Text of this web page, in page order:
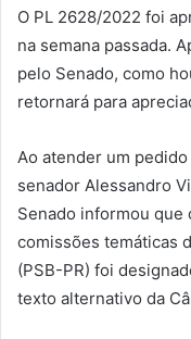
O PL 2628/2022 foi
na semana passada.
pelo Senado, como
retornará para
Ao atender um
senador Alessandro
Senado informou que
comissões temáticas
(PSB-PR) foi
texto alternativo da